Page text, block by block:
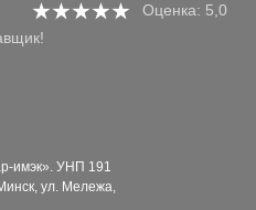
имэк». УНП 191
ул. Мележа,
Оценка: 5,0